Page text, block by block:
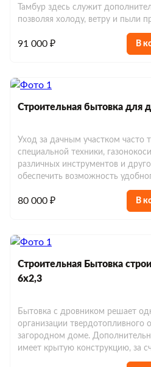
Тамбур здесь служит
позволяя холоду, ветру и пыли
91 000 ₽ В
Строительная бытовка для
Уход за дачным участком часто
специальной техники,
различных инструментов и
обеспечить возможность
80 000 ₽ В
Строительная Бытовка
6х2,3
Бытовка с дровником решает
организации твердотопливного
загородном доме.
имеет крытую конструкцию, за